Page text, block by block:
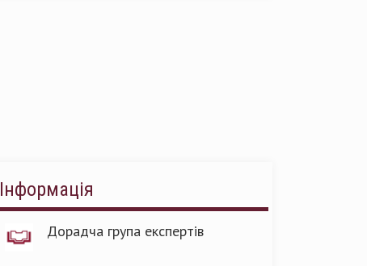
Інформація
Дорадча група експертів